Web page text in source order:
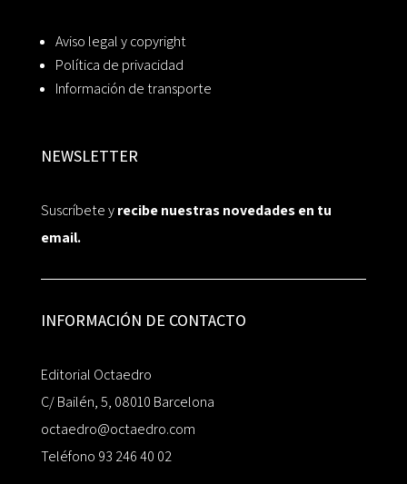
Aviso legal y copyright
Política de privacidad
Información de transporte
NEWSLETTER
Suscríbete yrecibe nuestras novedades en tu
email.
INFORMACIÓN DE CONTACTO
Editorial Octaedro
C/ Bailén, 5, 08010 Barcelona
octaedro@octaedro.com
Teléfono 93 246 40 02